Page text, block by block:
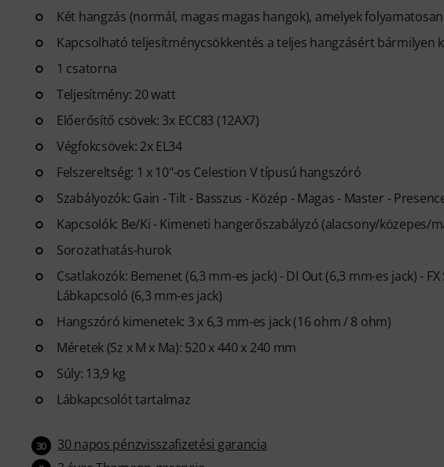
Két hangzás (normál, magas magas hangok), amelyek
Kapcsolható teljesítménycsökkentés a teljes hangzásért bármilyen
1 csatorna
Teljesítmény: 20 watt
Előerősítő csövek: 3x ECC83 (12AX7)
Végfokcsövek: 2x EL34
Felszereltség: 1 x 10"-os Celestion V típusú hangszóró
Szabályozók: Gain - Tilt - Basszus - Közép - Magas - Master -
Kapcsolók: Be/Ki - Kimeneti hangerőszabályzó (alacsony/közepes/
Sorozathatás-hurok
Csatlakozók: Bemenet (6,3 mm-es jack) - DI Out (6,3 mm-es jack) -
Lábkapcsoló (6,3 mm-es jack)
Hangszóró kimenetek: 3 x 6,3 mm-es jack (16 ohm / 8 ohm)
Méretek (Sz x M x Ma): 520 x 440 x 240 mm
Súly: 13,9 kg
Lábkapcsolót tartalmaz
30 30 napos pénzvisszafizetési garancia